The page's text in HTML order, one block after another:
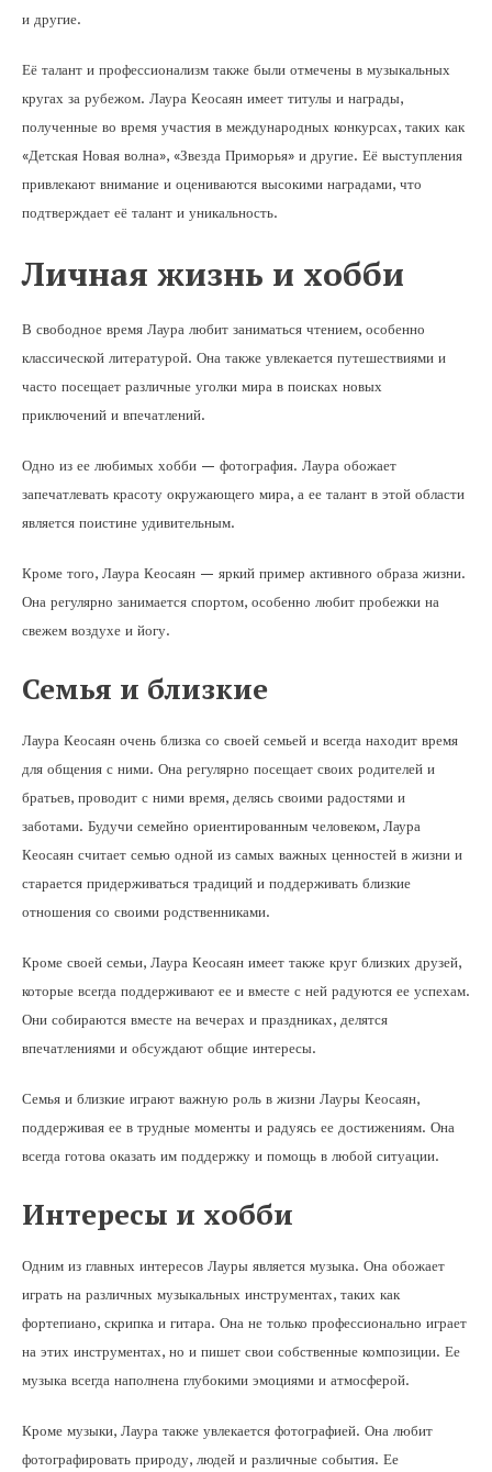
и другие.
Её талант и профессионализм также были отмечены в музыкальных
кругах за рубежом. Лаура Кеосаян имеет титулы и награды,
полученные во время участия в международных конкурсах, таких как
«Детская Новая волна», «Звезда Приморья» и другие. Её выступления
привлекают внимание и оцениваются высокими наградами, что
подтверждает её талант и уникальность.
Личная жизнь и хобби
В свободное время Лаура любит заниматься чтением, особенно
классической литературой. Она также увлекается путешествиями и
часто посещает различные уголки мира в поисках новых
приключений и впечатлений.
Одно из ее любимых хобби — фотография. Лаура обожает
запечатлевать красоту окружающего мира, а ее талант в этой области
является поистине удивительным.
Кроме того, Лаура Кеосаян — яркий пример активного образа жизни.
Она регулярно занимается спортом, особенно любит пробежки на
свежем воздухе и йогу.
Семья и близкие
Лаура Кеосаян очень близка со своей семьей и всегда находит время
для общения с ними. Она регулярно посещает своих родителей и
братьев, проводит с ними время, делясь своими радостями и
заботами. Будучи семейно ориентированным человеком, Лаура
Кеосаян считает семью одной из самых важных ценностей в жизни и
старается придерживаться традиций и поддерживать близкие
отношения со своими родственниками.
Кроме своей семьи, Лаура Кеосаян имеет также круг близких друзей,
которые всегда поддерживают ее и вместе с ней радуются ее успехам.
Они собираются вместе на вечерах и праздниках, делятся
впечатлениями и обсуждают общие интересы.
Семья и близкие играют важную роль в жизни Лауры Кеосаян,
поддерживая ее в трудные моменты и радуясь ее достижениям. Она
всегда готова оказать им поддержку и помощь в любой ситуации.
Интересы и хобби
Одним из главных интересов Лауры является музыка. Она обожает
играть на различных музыкальных инструментах, таких как
фортепиано, скрипка и гитара. Она не только профессионально играет
на этих инструментах, но и пишет свои собственные композиции. Ее
музыка всегда наполнена глубокими эмоциями и атмосферой.
Кроме музыки, Лаура также увлекается фотографией. Она любит
фотографировать природу, людей и различные события. Ее